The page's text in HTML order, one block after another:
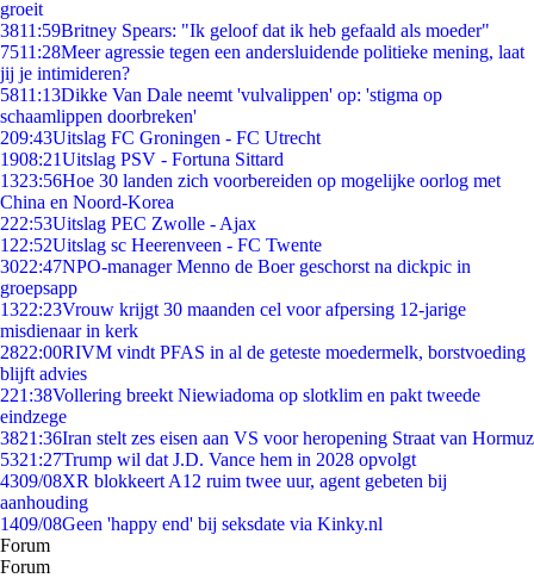
groeit
3811:59Britney Spears: "Ik geloof dat ik heb gefaald als moeder"
7511:28Meer agressie tegen een andersluidende politieke mening, laat
jij je intimideren?
5811:13Dikke Van Dale neemt 'vulvalippen' op: 'stigma op
schaamlippen doorbreken'
209:43Uitslag FC Groningen - FC Utrecht
1908:21Uitslag PSV - Fortuna Sittard
1323:56Hoe 30 landen zich voorbereiden op mogelijke oorlog met
China en Noord-Korea
222:53Uitslag PEC Zwolle - Ajax
1 22:52Uitslag sc Heerenveen - FC Twente
3022:47NPO-manager Menno de Boer geschorst na dickpic in
groepsapp
1322:23Vrouw krijgt 30 maanden cel voor afpersing 12-jarige
misdienaar in kerk
2822:00RIVM vindt PFAS in al de geteste moedermelk, borstvoeding
blijft advies
221:38Vollering breekt Niewiadoma op slotklim en pakt tweede
eindzege
3821:36Iran stelt zes eisen aan VS voor heropening Straat van Hormuz
5321:27Trump wil dat J.D. Vance hem in 2028 opvolgt
4309/08XR blokkeert A12 ruim twee uur, agent gebeten bij
aanhouding
1409/08Geen 'happy end' bij seksdate via Kinky.nl
Forum
Forum